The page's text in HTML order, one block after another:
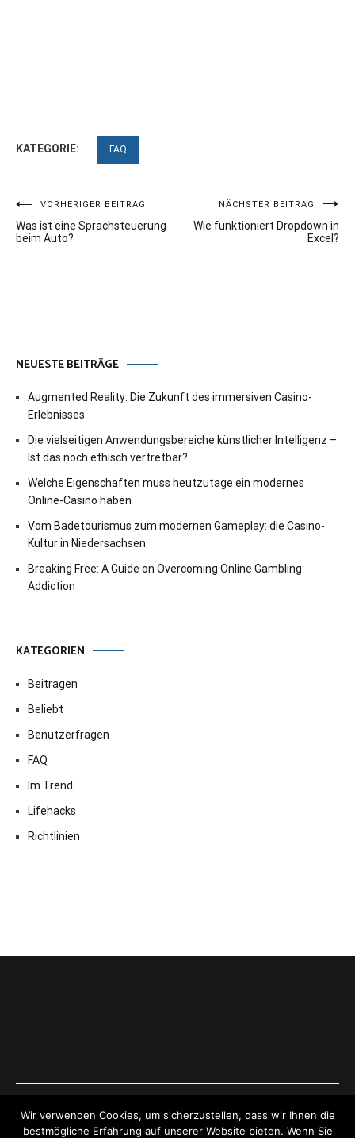
KATEGORIE: FAQ
Beitragsnavigation
VORHERIGER BEITRAG
Was ist eine Sprachsteuerung
beim Auto?
NÄCHSTER BEITRAG
Wie funktioniert Dropdown in
Excel?
NEUESTE BEITRÄGE
Augmented Reality: Die Zukunft des immersiven Casino-
Erlebnisses
Die vielseitigen Anwendungsbereiche künstlicher Intelligenz –
Ist das noch ethisch vertretbar?
Welche Eigenschaften muss heutzutage ein modernes
Online-Casino haben
Vom Badetourismus zum modernen Gameplay: die Casino-
Kultur in Niedersachsen
Breaking Free: A Guide on Overcoming Online Gambling
Addiction
KATEGORIEN
Beitragen
Beliebt
Benutzerfragen
FAQ
Im Trend
Lifehacks
Richtlinien
Copyright © 2026ExpressAntworten.com . All rights reserved.
Theme:Cenote by ThemeGrill. Powered byWordPress .
Wir verwenden Cookies, um sicherzustellen, dass wir Ihnen die
bestmögliche Erfahrung auf unserer Website bieten. Wenn Sie